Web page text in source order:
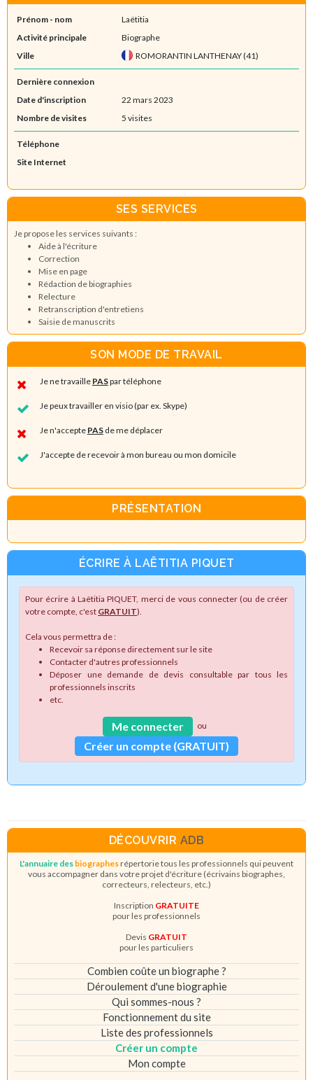
Prénom - nom
Laëtitia
Activité principale
Biographe
Ville
ROMORANTIN LANTHENAY (41)
Dernière connexion
Date d'inscription
22 mars 2023
Nombre de visites
5 visites
Téléphone
Site Internet
SES SERVICES
Je propose les services suivants :
Aide à l'écriture
Correction
Mise en page
Rédaction de biographies
Relecture
Retranscription d'entretiens
Saisie de manuscrits
SON MODE DE TRAVAIL
Je ne travaille PASpar téléphone
Je peux travailler en visio (par ex. Skype)
Je n'accepte PASde me déplacer
J'accepte de recevoir à mon bureau ou mon domicile
PRÉSENTATION
ÉCRIRE À LAËTITIA PIQUET
Pour écrire à Laëtitia PIQUET, merci de vous connecter (ou de créer
votre compte, c'est GRATUIT).
Cela vous permettra de :
Recevoir sa réponse directement sur le site
Contacter d'autres professionnels
Déposer une demande de devis consultable par tous les
professionnels inscrits
etc.
Me connecter ou
Créer un compte (GRATUIT)
DÉCOUVRIR ADB
L'annuaire des biographesrépertorie tous les professionnels qui peuvent
vous accompagner dans votre projet d'écriture (écrivains biographes,
correcteurs, relecteurs, etc.)
Inscription GRATUITE
pour les professionnels
Devis GRATUIT
pour les particuliers
Combien coûte un biographe ?
Déroulement d'une biographie
Qui sommes-nous ?
Fonctionnement du site
Liste des professionnels
Créer un compte
Mon compte